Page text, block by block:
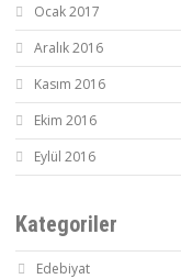
Ocak 2017
Aralık 2016
Kasım 2016
Ekim 2016
Eylül 2016
Kategoriler
Edebiyat